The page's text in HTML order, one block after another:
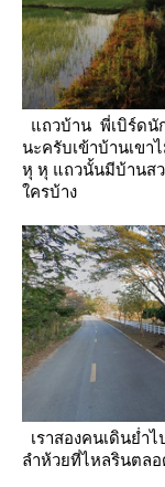
ถวบ้าน พี่เบิร์ดนัก
นะครับเข้าบ้านเขา
หุ หุ แถวนั้นมีบ้านส
ครบ้าง
เราสองคนเดินย่ำ
ลำห้วยที่ไหลรินตล